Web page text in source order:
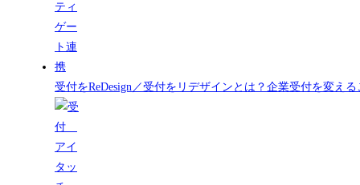
受付をReDesign／受付をリデザインとは？企業受付を変え